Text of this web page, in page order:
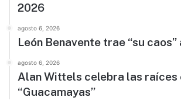
2026
agosto 6, 2026
León Benavente trae “su
agosto 6, 2026
Alan Wittels celebra las raíces
“Guacamayas”